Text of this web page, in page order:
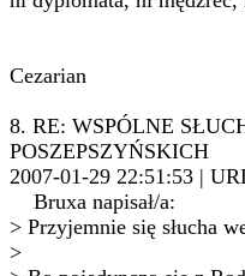
Cezarian
8. RE: WSPÓLNE
POSZEPSZYŃSKICH
2007-01-29 22:51:53 |
Bruxa napisał/a:
> Przyjemnie się słucha
>